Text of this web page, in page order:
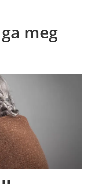
meg